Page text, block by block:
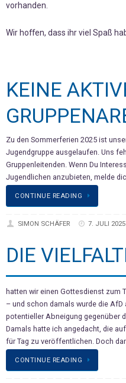
vorhanden.
Wir hoffen, dass ihr viel Spaß
KEINE
Zu den Sommerferien 2025 ist
Jugendgruppe ausgelaufen. Uns
Gruppenleitenden. Wenn Du
Jugendlichen anzubieten, melde
CONTINUE READING
SIMON SCHÄFER 7. JULI 2025
DIE
hatten wir einen Gottesdienst zum
– und schon damals wurde die
potentieller Abneigung gegenüber
Damals hatte ich angedacht, die
für Tag zu veröffentlichen. Doch
CONTINUE READING